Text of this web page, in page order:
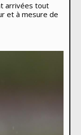
arrivées tout
et à mesure de